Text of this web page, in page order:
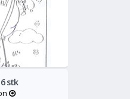
Mere
stk